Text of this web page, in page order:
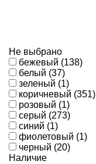
Не выбрано
бежевый (138)
белый (37)
зеленый (1)
коричневый (351)
розовый (1)
серый (273)
синий (1)
фиолетовый (1)
черный (20)
Наличие